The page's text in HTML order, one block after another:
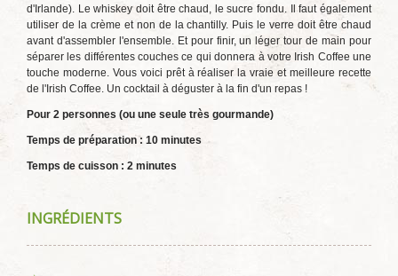
d'Irlande). Le whiskey doit être chaud, le sucre fondu. Il faut également
utiliser de la crème et non de la chantilly. Puis le verre doit être chaud
avant d'assembler l'ensemble. Et pour finir, un léger tour de main pour
séparer les différentes couches ce qui donnera à votre Irish Coffee une
touche moderne. Vous voici prêt à réaliser la vraie et meilleure recette
de l'Irish Coffee. Un cocktail à déguster à la fin d'un repas !
Pour 2 personnes (ou une seule très gourmande)
Temps de préparation : 10 minutes
Temps de cuisson : 2 minutes
INGRÉDIENTS